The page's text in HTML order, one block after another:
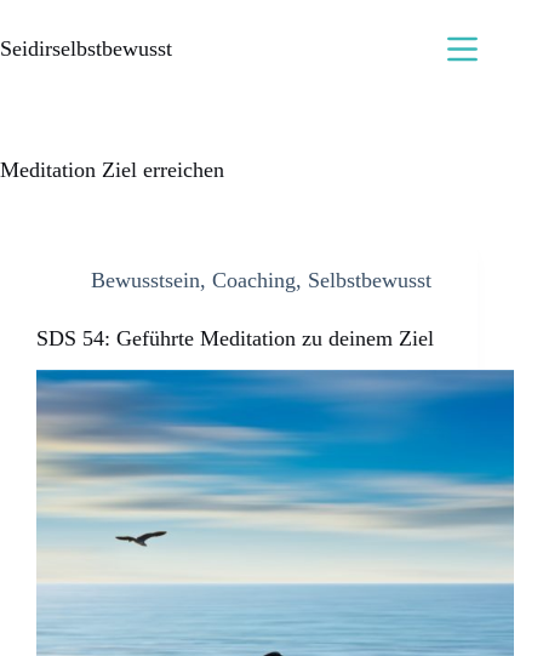
Seidirselbstbewusst
Meditation Ziel erreichen
Bewusstsein, Coaching, Selbstbewusst
SDS 54: Geführte Meditation zu deinem Ziel